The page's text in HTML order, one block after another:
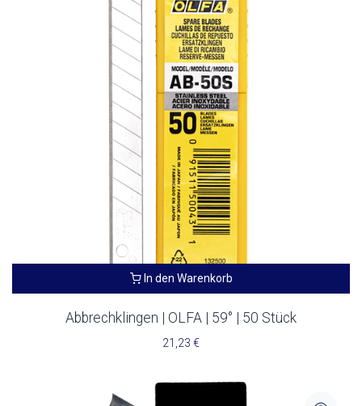
In den Warenkorb
Abbrechklingen | OLFA | 59° | 50 Stück
21,23 €